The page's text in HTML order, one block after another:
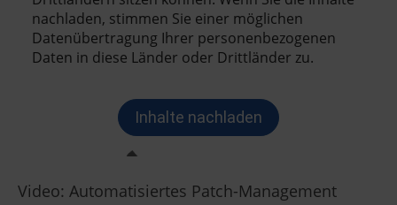
Video: Automatisiertes Patch-Management